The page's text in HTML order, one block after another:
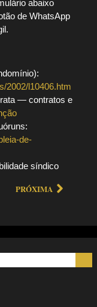
abaixo
de WhatsApp
2002/l10406.htm
— contratos e
de-
síndico
PRÓXIMA